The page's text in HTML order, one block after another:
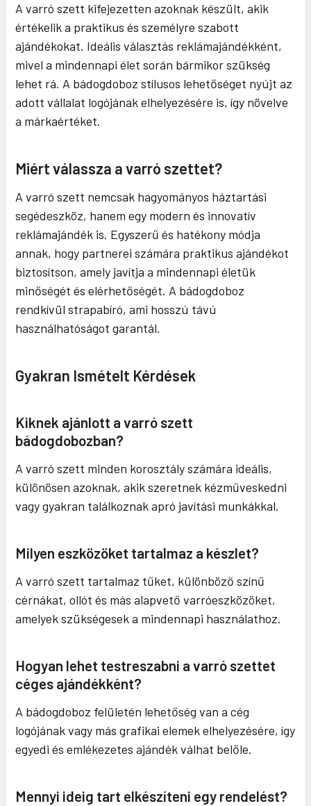
A varró szett kifejezetten azoknak készült, akik
értékelik a praktikus és személyre szabott
ajándékokat. Ideális választás reklámajándékként,
mivel a mindennapi élet során bármikor szükség
lehet rá. A bádogdoboz stílusos lehetőséget nyújt az
adott vállalat logójának elhelyezésére is, így növelve
a márkaértéket.
Miért válassza a varró szettet?
A varró szett nemcsak hagyományos háztartási
segédeszköz, hanem egy modern és innovatív
reklámajándék is. Egyszerű és hatékony módja
annak, hogy partnerei számára praktikus ajándékot
biztosítson, amely javítja a mindennapi életük
minőségét és elérhetőségét. A bádogdoboz
rendkívül strapabíró, ami hosszú távú
használhatóságot garantál.
Gyakran Ismételt Kérdések
Kiknek ajánlott a varró szett
bádogdobozban?
A varró szett minden korosztály számára ideális,
különösen azoknak, akik szeretnek kézműveskedni
vagy gyakran találkoznak apró javítási munkákkal.
Milyen eszközöket tartalmaz a készlet?
A varró szett tartalmaz tűket, különböző színű
cérnákat, ollót és más alapvető varróeszközöket,
amelyek szükségesek a mindennapi használathoz.
Hogyan lehet testreszabni a varró szettet
céges ajándékként?
A bádogdoboz felületén lehetőség van a cég
logójának vagy más grafikai elemek elhelyezésére, így
egyedi és emlékezetes ajándék válhat belőle.
Mennyi ideig tart elkészíteni egy rendelést?